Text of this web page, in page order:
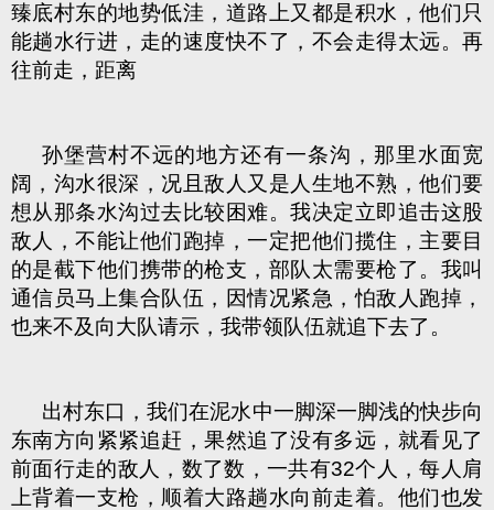
臻底村东的地势低洼，道路上又都是积水，他们只
能趟水行进，走的速度快不了，不会走得太远。再
往前走，距离
孙堡营村不远的地方还有一条沟，那里水面宽
阔，沟水很深，况且敌人又是人生地不熟，他们要
想从那条水沟过去比较困难。我决定立即追击这股
敌人，不能让他们跑掉，一定把他们揽住，主要目
的是截下他们携带的枪支，部队太需要枪了。我叫
通信员马上集合队伍，因情况紧急，怕敌人跑掉，
也来不及向大队请示，我带领队伍就追下去了。
出村东口，我们在泥水中一脚深一脚浅的快步向
东南方向紧紧追赶，果然追了没有多远，就看见了
前面行走的敌人，数了数，一共有32个人，每人肩
上背着一支枪，顺着大路趟水向前走着。他们也发